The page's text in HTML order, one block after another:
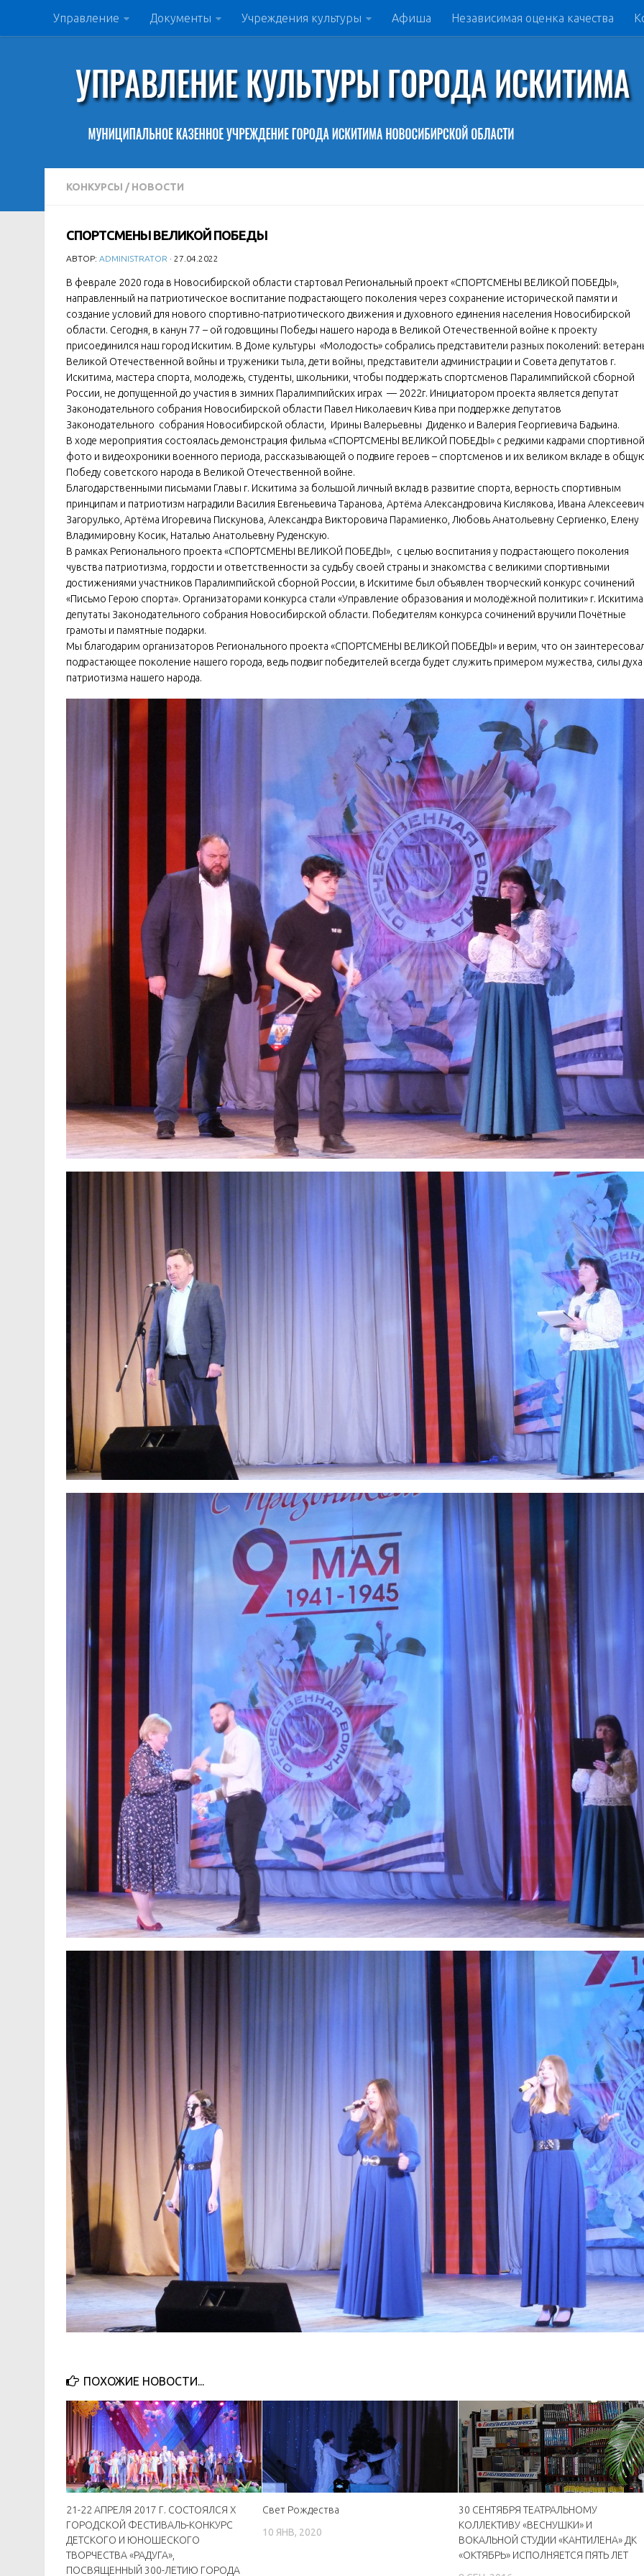
Управление Документы Учреждения культуры Афиша Независимая оценка качества
КОНКУРСЫ / НОВОСТИ
СПОРТСМЕНЫ ВЕЛИКОЙ ПОБЕДЫ
АВТОР: ADMINISTRATOR · 27.04.2022
В феврале 2020 года в Новосибирской области стартовал Региональный проект «СПОРТСМЕНЫ ВЕЛИКОЙ ПОБЕДЫ»,
направленный на патриотическое воспитание подрастающего поколения через сохранение исторической памяти и
создание условий для нового спортивно-патриотического движения и духовного единения населения Новосибирской
области. Сегодня, в канун 77 – ой годовщины Победы нашего народа в Великой Отечественной войне к проекту
присоединился наш город Искитим. В Доме культуры «Молодость» собрались представители разных поколений:
Великой Отечественной войны и труженики тыла, дети войны, представители администрации и Совета депутатов г.
Искитима, мастера спорта, молодежь, студенты, школьники, чтобы поддержать спортсменов Паралимпийской сборной
России, не допущенной до участия в зимних Паралимпийских играх — 2022г. Инициатором проекта является депутат
Законодательного собрания Новосибирской области Павел Николаевич Кива при поддержке депутатов
Законодательного собрания Новосибирской области, Ирины Валерьевны Диденко и Валерия Георгиевича Бадьина.
В ходе мероприятия состоялась демонстрация фильма «СПОРТСМЕНЫ ВЕЛИКОЙ ПОБЕДЫ» с редкими кадрами спортивной
фото и видеохроники военного периода, рассказывающей о подвиге героев – спортсменов и их великом вкладе в
Победу советского народа в Великой Отечественной войне.
Благодарственными письмами Главы г. Искитима за большой личный вклад в развитие спорта, верность спортивным
принципам и патриотизм наградили Василия Евгеньевича Таранова, Артёма Александровича Кислякова, Ивана
Загорулько, Артёма Игоревича Пискунова, Александра Викторовича Парамиенко, Любовь Анатольевну Сергиенко, Елену
Владимировну Косик, Наталью Анатольевну Руденскую.
В рамках Регионального проекта «СПОРТСМЕНЫ ВЕЛИКОЙ ПОБЕДЫ», с целью воспитания у подрастающего поколения
чувства патриотизма, гордости и ответственности за судьбу своей страны и знакомства с великими спортивными
достижениями участников Паралимпийской сборной России, в Искитиме был объявлен творческий конкурс сочинений
«Письмо Герою спорта». Организаторами конкурса стали «Управление образования и молодёжной политики» г. Искитима
депутаты Законодательного собрания Новосибирской области. Победителям конкурса сочинений вручили Почётные
грамоты и памятные подарки.
Мы благодарим организаторов Регионального проекта «СПОРТСМЕНЫ ВЕЛИКОЙ ПОБЕДЫ» и верим, что он
подрастающее поколение нашего города, ведь подвиг победителей всегда будет служить примером мужества, силы духа
патриотизма нашего народа.
ПОХОЖИЕ НОВОСТИ...
21-22 АПРЕЛЯ 2017 Г. СОСТОЯЛСЯ X
ГОРОДСКОЙ ФЕСТИВАЛЬ-КОНКУРС
ДЕТСКОГО И ЮНОШЕСКОГО
ТВОРЧЕСТВА «РАДУГА»,
ПОСВЯЩЕННЫЙ 300-ЛЕТИЮ ГОРОДА
Свет Рождества
10 ЯНВ, 2020
30 СЕНТЯБРЯ ТЕАТРАЛЬНОМУ
КОЛЛЕКТИВУ «ВЕСНУШКИ» И
ВОКАЛЬНОЙ СТУДИИ «КАНТИЛЕНА» ДК
«ОКТЯБРЬ» ИСПОЛНЯЕТСЯ ПЯТЬ ЛЕТ